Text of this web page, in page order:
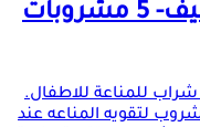
مناعة الأطفال في الصيف- 5 مشروبات
للمناعة للاطفال.
لتقويه المناعه عند